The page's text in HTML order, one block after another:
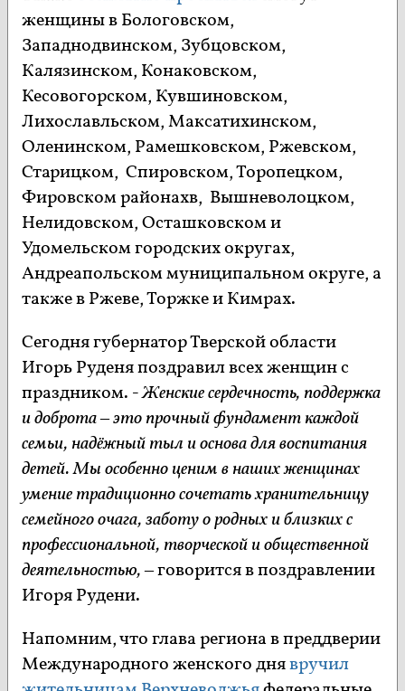
женщины в Бологовском,
Западнодвинском, Зубцовском,
Калязинском, Конаковском,
Кесовогорском, Кувшиновском,
Лихославльском, Максатихинском,
Оленинском, Рамешковском, Ржевском,
Старицком, Спировском, Торопецком,
Фировском районахв, Вышневолоцком,
Нелидовском, Осташковском и
Удомельском городских округах,
Андреапольском муниципальном округе, а
также в Ржеве, Торжке и Кимрах.
Сегодня губернатор Тверской области
Игорь Руденя поздравил всех женщин с
праздником. - Женские сердечность, поддержка
и доброта – это прочный фундамент каждой
семьи, надёжный тыл и основа для воспитания
детей. Мы особенно ценим в наших женщинах
умение традиционно сочетать хранительницу
семейного очага, заботу о родных и близких с
профессиональной, творческой и общественной
деятельностью,– говорится в поздравлении
Игоря Рудени.
Напомним, что глава региона в преддверии
Международного женского днявручил